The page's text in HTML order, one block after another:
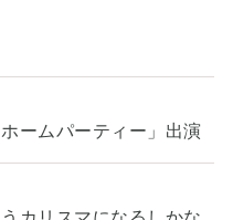
ームパーティー」出演